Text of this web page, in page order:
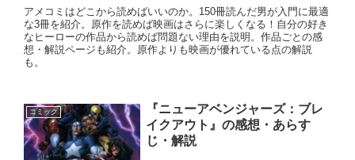
アメコミはどこから読めばいいのか。150冊読んだ男が入門に最適
な3冊を紹介。原作を読めば映画はさらに楽しくなる！自分の好き
なヒーローの作品から読めば問題ない理由を説明。作品ごとの感
想・解説ページも紹介。原作よりも映画が優れている点の解説
も。
コミック
『ニューアベンジャーズ：ブレ
イクアウト』の感想・あらす
じ・解説